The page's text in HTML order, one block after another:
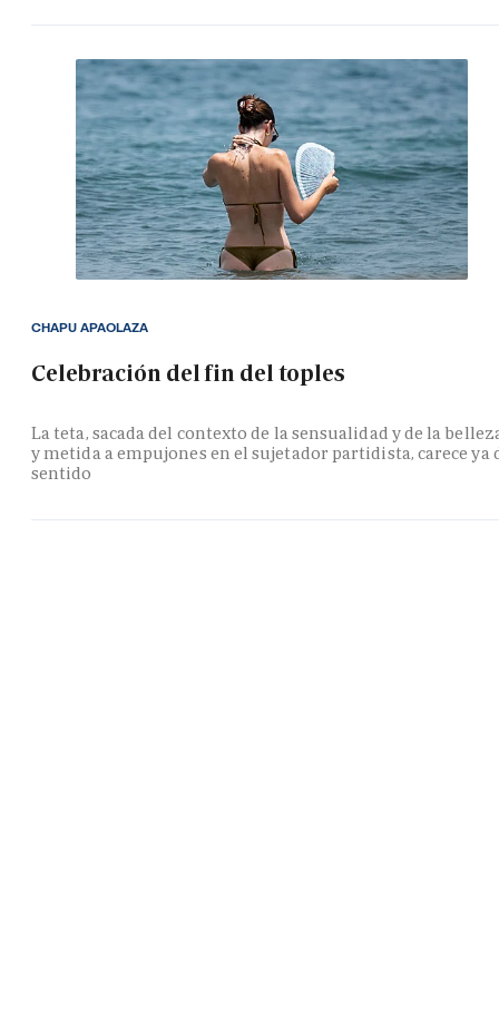
Celebración del fin del toples
La teta, sacada del contexto de la sensualidad y de la
y metida a empujones en el sujetador partidista, carece ya
sentido
CHAPU APAOLAZA